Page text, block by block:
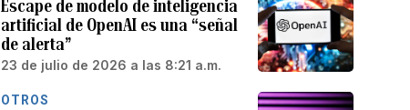
Escape de modelo de inteligencia
artificial de OpenAI es una “señal
de alerta”
23 de julio de 2026 a las 8:21 a.m.
OTROS